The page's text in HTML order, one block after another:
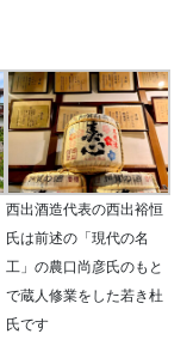
西出酒造代表の西出裕恒
氏は前述の「現代の名
工」の農口尚彦氏のもと
で蔵人修業をした若き杜
氏です